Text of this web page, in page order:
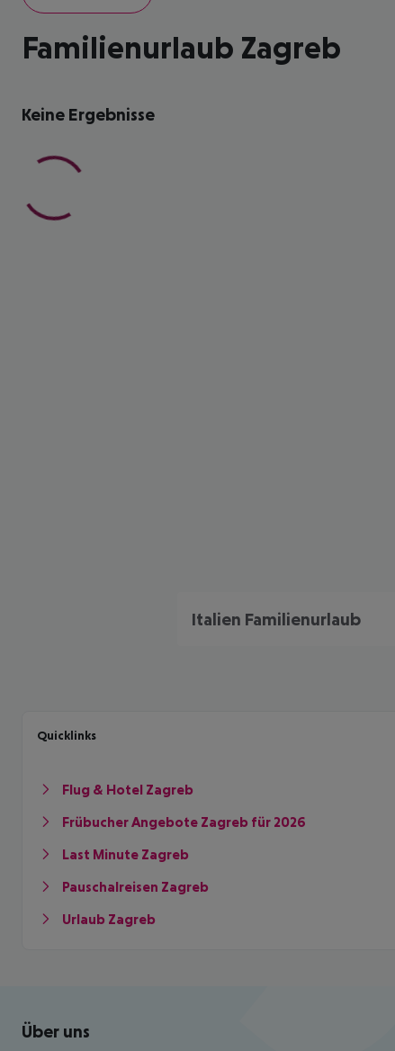
Familienurlaub Zagreb
Keine Ergebnisse
Italien Familienurlaub
Quicklinks
Flug & Hotel Zagreb
Frübucher Angebote Zagreb für 2026
Last Minute Zagreb
Pauschalreisen Zagreb
Urlaub Zagreb
Footer navigation
Über uns